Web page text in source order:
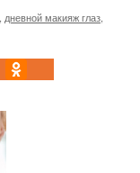
дневной макияж глаз